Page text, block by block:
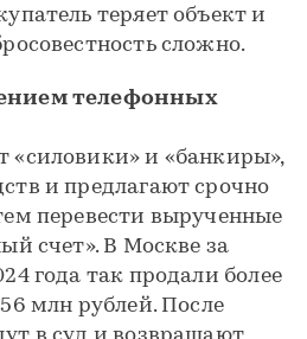
теряет объект и
сложно.
телефонных
«силовики» и «банкиры»,
и предлагают срочно
перевести вырученные
счет». В Москве за
года так продали более
млн рублей. После